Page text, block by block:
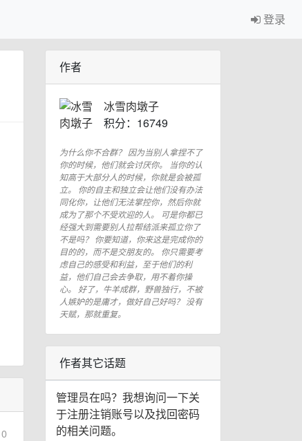
登录
0
作者
冰雪肉墩子
积分：16749
为什么你不合群？ 因为当别人拿捏不了
你的时候，他们就会讨厌你。 当你的认
知高于大部分人的时候，你就是会被孤
立。 你的自主和独立会让他们没有办法
同化你，让他们无法掌控你，然后你就
成为了那个不受欢迎的人。 可是你都已
经强大到需要别人拉帮结派来孤立你了
不是吗？ 你要知道，你来这是完成你的
目的的，而不是交朋友的。 你只需要考
虑自己的感受和利益，至于他们的利
益，他们自己会去争取，用不着你操
心。 好了，牛羊成群，野兽独行，不被
人嫉妒的是庸才，做好自己好吗？ 没有
天赋，那就重复。
作者其它话题
管理员在吗？我想询问一下关
于注册注销账号以及找回密码
的相关问题。